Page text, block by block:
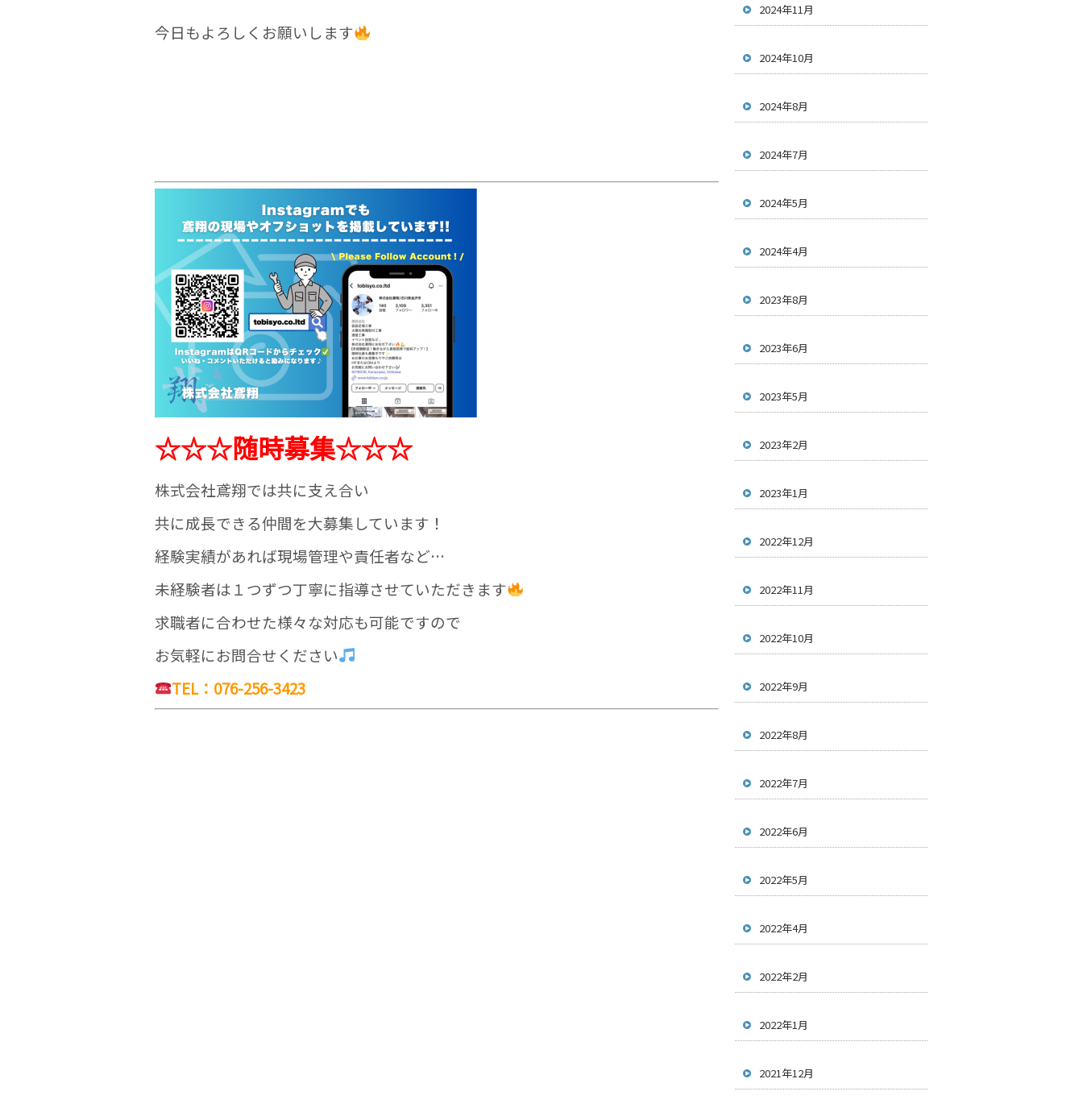
今日もよろしくお願いします
☆☆☆随時募集☆☆☆
株式会社鳶翔では共に支え合い
共に成長できる仲間を大募集しています！
経験実績があれば現場管理や責任者など…
未経験者は１つずつ丁寧に指導させていただきます
求職者に合わせた様々な対応も可能ですので
お気軽にお問合せください
TEL：076-256-3423
2024年11月
2024年10月
2024年8月
2024年7月
2024年5月
2024年4月
2023年8月
2023年6月
2023年5月
2023年2月
2023年1月
2022年12月
2022年11月
2022年10月
2022年9月
2022年8月
2022年7月
2022年6月
2022年5月
2022年4月
2022年2月
2022年1月
2021年12月